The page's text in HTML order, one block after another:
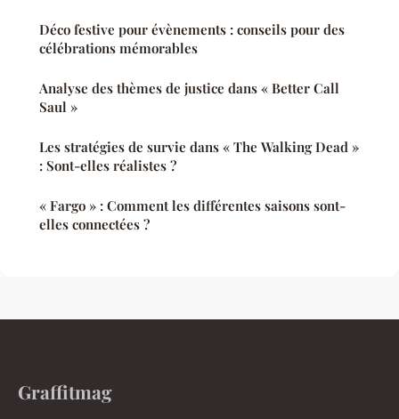
Déco festive pour évènements : conseils pour des
célébrations mémorables
Analyse des thèmes de justice dans « Better Call
Saul »
Les stratégies de survie dans « The Walking Dead »
: Sont-elles réalistes ?
« Fargo » : Comment les différentes saisons sont-
elles connectées ?
Graffitmag